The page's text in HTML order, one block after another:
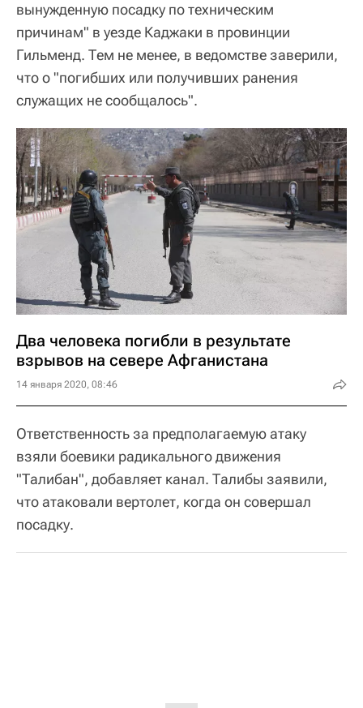
вынужденную посадку по техническим
причинам" в уезде Каджаки в провинции
Гильменд. Тем не менее, в ведомстве заверили,
что о "погибших или получивших ранения
служащих не сообщалось".
Два человека погибли в результате
взрывов на севере Афганистана
14 января 2020, 08:46
Ответственность за предполагаемую атаку
взяли боевики радикального движения
"Талибан", добавляет канал. Талибы заявили,
что атаковали вертолет, когда он совершал
посадку.